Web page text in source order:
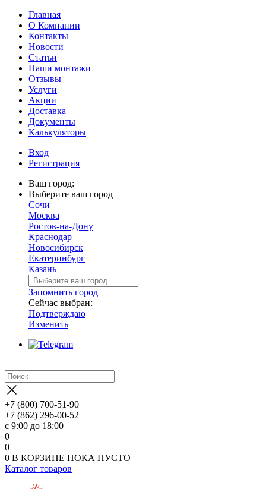
Главная
О Компании
Контакты
Новости
Статьи
Наши монтажи
Отзывы
Услуги
Акции
Доставка
Документы
Калькуляторы
Вход
Регистрация
Ваш город:
Выберите ваш город
Сочи
Москва
Ростов-на-Дону
Краснодар
Новосибирск
Екатеринбург
Казань
Запомнить город
Сейчас выбран:
Подтверждаю
Изменить
+7 (800) 700-51-90
+7 (862) 296-00-52
с 9:00 до 18:00
0
0
0 В КОРЗИНЕ ПОКА ПУСТО
Каталог товаров